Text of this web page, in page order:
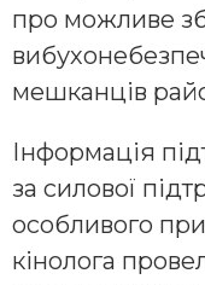
про можливе
мешканців
Інформація
за силової
особливого
кінолога